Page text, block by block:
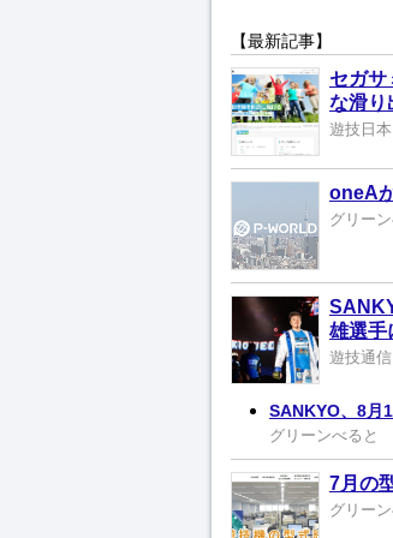
【最新記事】
セガ
な滑
遊技日本
oneA
グリー
雄選手
遊技通信
SANKYO、8月
グリーンべると
7月の
グリー